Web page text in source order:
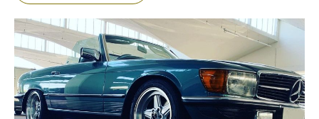
Bildergalerie überspringen